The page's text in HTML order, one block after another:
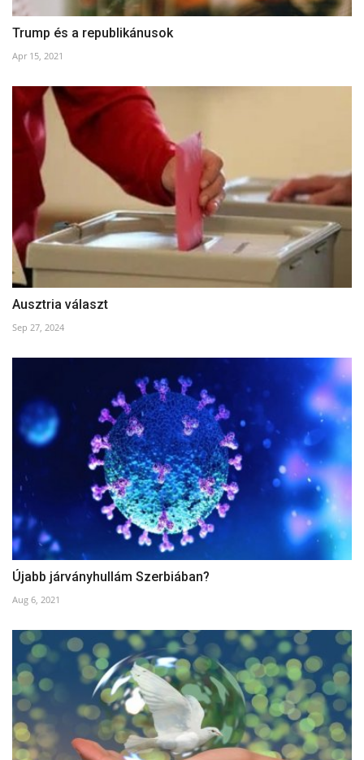
Trump és a republikánusok
Apr 15, 2021
Ausztria választ
Sep 27, 2024
Újabb járványhullám Szerbiában?
Aug 6, 2021